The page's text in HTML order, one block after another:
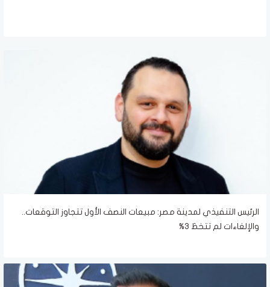
الرئيس التنفيذي لمدينة مصر: مبيعات النصف الأول تتجاوز التوقعات..
والإلغاءات لم تتخطَ 3%